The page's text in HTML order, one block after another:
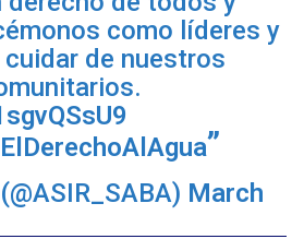
como líderes y
cuidar de nuestros
March